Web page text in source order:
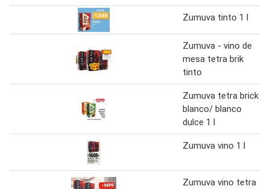
Zumuva tinto 1 l
Zumuva - vino de
mesa tetra brik
tinto
Zumuva tetra brick
blanco/ blanco
dulce 1 l
Zumuva vino 1 l
Zumuva vino tetra